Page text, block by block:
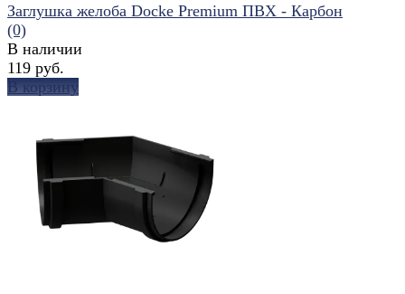
избранное сравнить
Заглушка желоба Docke Premium ПВХ - Карбон
(0)
В наличии
119 руб.
В корзину